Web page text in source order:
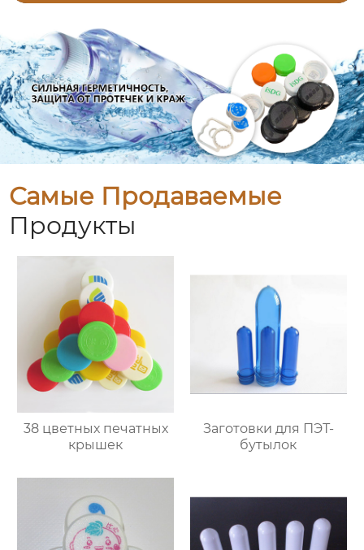
Самые Продаваемые
Продукты
38 цветных печатных
крышек
Заготовки для ПЭТ-
бутылок